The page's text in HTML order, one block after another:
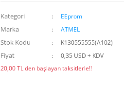
Kategori EEprom
Marka ATMEL
Stok Kodu K130555555(A102)
Fiyat
0,35 USD + KDV
20,00 TL den başlayan taksitlerle!!